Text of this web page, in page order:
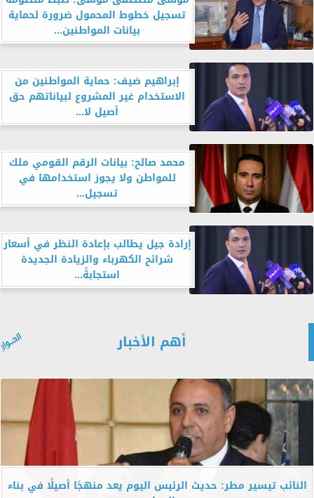
تسجيل خطوط المحمول ضرورة لحماية
بيانات المواطنين...
إبراهيم ضيف: حماية المواطنين من
الاستخدام غير المشروع لبياناتهم حق
أصيل لا...
محمد صالح: بيانات الرقم القومي ملك
للمواطن ولا يجوز استخدامها في
تسجيل...
إرادة جيل يطالب بإعادة النظر في أسعار
شرائح الكهرباء والزيادة الجديدة
استجابةً...
أهم الأخبار
النائب تيسير مطر: حديث الرئيس اليوم يعد منهجًا أصيلًا في بناء